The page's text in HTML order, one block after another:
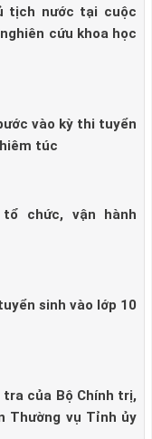
tịch nước tại cuộc
cứu khoa học
vào kỳ thi tuyển
túc
chức, vận hành
sinh vào lớp 10
của Bộ Chính trị,
Thường vụ Tỉnh ủy